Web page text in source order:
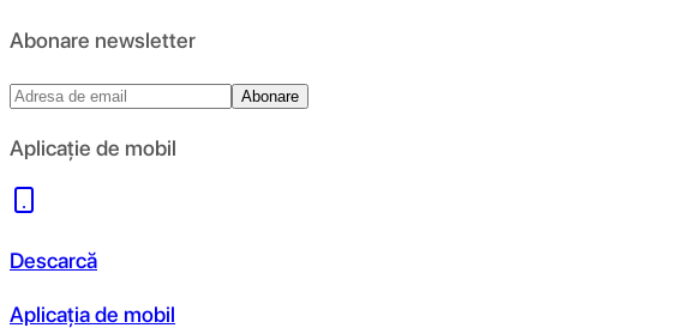
Abonare newsletter
Abonare
Aplicație de mobil
Descarcă
Aplicația de mobil